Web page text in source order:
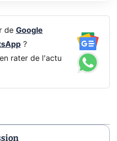
de Google
?
rater de l'actu